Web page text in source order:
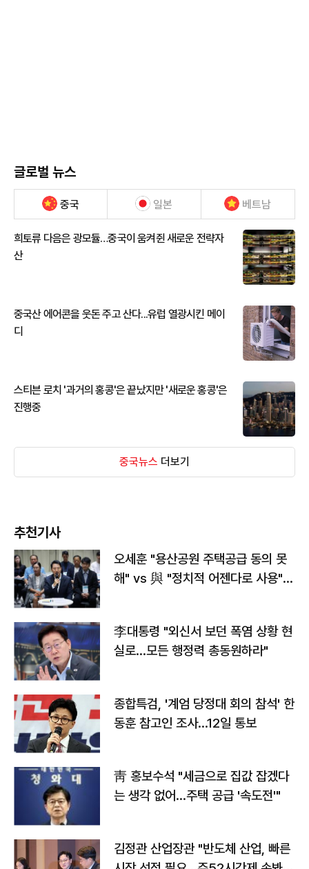
글로벌 뉴스
중국 일본 베트남
희토류 다음은 광모듈…중국이 움켜쥔 새로운 전략자
산
중국산 에어콘을 웃돈 주고 산다...유럽 열광시킨 메이
디
스티븐 로치 '과거의 홍콩'은 끝났지만 '새로운 홍콩'은
진행중
중국뉴스 더보기
추천기사
오세훈 "용산공원 주택공급 동의 못
해" vs 與 "정치적 어젠다로 사용"
李대통령 "외신서 보던 폭염 상황 현
실로…모든 행정력 총동원하라"
종합특검, '계엄 당정대 회의 참석' 한
동훈 참고인 조사...12일 통보
靑 홍보수석 "세금으로 집값 잡겠다
는 생각 없어…주택 공급 '속도전'"
김정관 산업장관 "반도체 산업, 빠른